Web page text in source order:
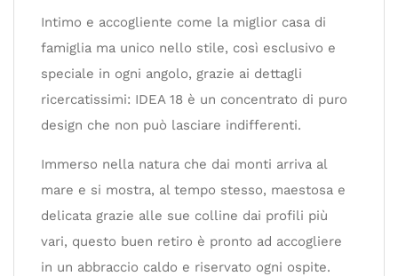
Intimo e accogliente come la miglior casa di
famiglia ma unico nello stile, così esclusivo e
speciale in ogni angolo, grazie ai dettagli
ricercatissimi: IDEA 18 è un concentrato di puro
design che non può lasciare indifferenti.
Immerso nella natura che dai monti arriva al
mare e si mostra, al tempo stesso, maestosa e
delicata grazie alle sue colline dai profili più
vari, questo buen retiro è pronto ad accogliere
in un abbraccio caldo e riservato ogni ospite.